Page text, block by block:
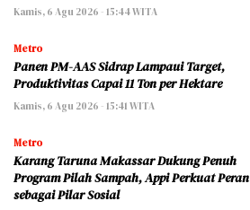
Kamis, 6 Agu 2026 - 15:44 WITA
Metro
Panen PM-AAS Sidrap Lampaui Target,
Produktivitas Capai 11 Ton per Hektare
Kamis, 6 Agu 2026 - 15:41 WITA
Metro
Karang Taruna Makassar Dukung Penuh
Program Pilah Sampah, Appi Perkuat Peran
sebagai Pilar Sosial